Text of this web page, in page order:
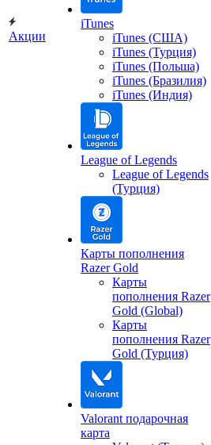
Акции
iTunes
iTunes (США)
iTunes (Турция)
iTunes (Польша)
iTunes (Бразилия)
iTunes (Индия)
League of Legends
League of Legends
(Турция)
Карты пополнения
Razer Gold
Карты
пополнения Razer
Gold (Global)
Карты
пополнения Razer
Gold (Турция)
Valorant подарочная
карта